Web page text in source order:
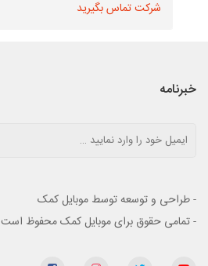
شرکت تماس بگیرید
خبرنامه
- طراحی و توسعه توسط موبایل کمک
- تمامی حقوق برای موبایل کمک محفوظ است